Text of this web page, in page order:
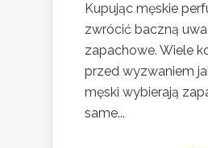
Kupując męskie
zwrócić baczną
zapachowe. Wiele
przed wyzwaniem
męski wybierają
same...